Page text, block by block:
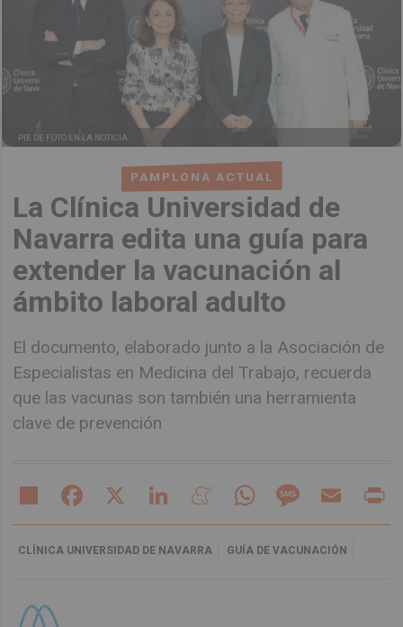
PAMPLONA ACTUAL
La Clínica Universidad de
Navarra edita una guía para
extender la vacunación al
ámbito laboral adulto
El documento, elaborado junto a la Asociación de
Especialistas en Medicina del Trabajo, recuerda
que las vacunas son también una herramienta
clave de prevención
PIE DE FOTO EN LA NOTICIA
Share Facebook LinkedIn MeneameWhatsAppMessageEmail
CLÍNICA UNIVERSIDAD DE NAVARRA GUÍA DE VACUNACIÓN